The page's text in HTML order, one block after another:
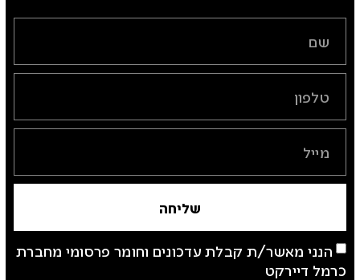
הנני מאשר/ת קבלת עדכונים וחומר פרסומי מחברת
כרמל דיירקט
שליחה